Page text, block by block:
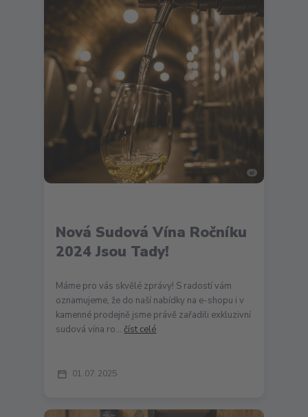
01 07 2025
Nová Sudová Vína Ročníku
2024 Jsou Tady!
Máme pro vás skvělé zprávy! S radostí vám
oznamujeme, že do naší nabídky na e-shopu i v
kamenné prodejně jsme právě zařadili exkluzivní
sudová vína ro...číst celé